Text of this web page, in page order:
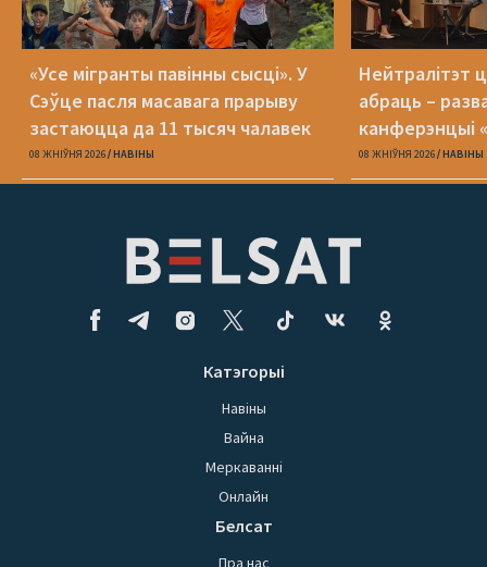
«Усе мігранты павінны сысці». У
Сэўце пасля масавага прарыву
застаюцца да 11 тысяч чалавек
08 ЖНІЎНЯ 2026 НАВІНЫ
Нейтралітэт
абраць –
канферэнцыі
08 ЖНІЎНЯ 2026 НАВІНЫ
Катэгорыі
Навіны
Вайна
Меркаванні
Онлайн
Белсат
Пра нас